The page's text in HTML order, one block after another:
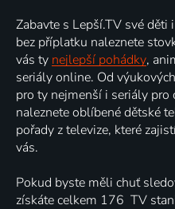
Zabavte s Lepší.TV své děti
bez příplatku naleznete
vás ty nejlepší pohádky,
seriály online. Od
pro ty nejmenší i seriály
naleznete oblíbené dětské
pořady z televize, které
vás.
Pokud byste měli chuť
získáte celkem 176 TV